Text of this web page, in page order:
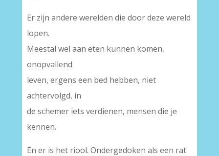
Er zijn andere werelden die door deze wereld
lopen.
Meestal wel aan eten kunnen komen,
onopvallend
leven, ergens een bed hebben, niet
achtervolgd, in
de schemer iets verdienen, mensen die je
kennen.
En er is het riool. Ondergedoken als een rat